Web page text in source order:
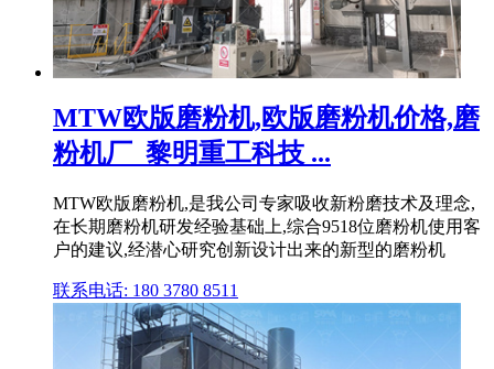
MTW欧版磨粉机,欧版磨粉机价格,磨
粉机厂_黎明重工科技 ...
MTW欧版磨粉机,是我公司专家吸收新粉磨技术及理念,
在长期磨粉机研发经验基础上,综合9518位磨粉机使用客
户的建议,经潜心研究创新设计出来的新型的磨粉机
联系电话: 180 3780 8511